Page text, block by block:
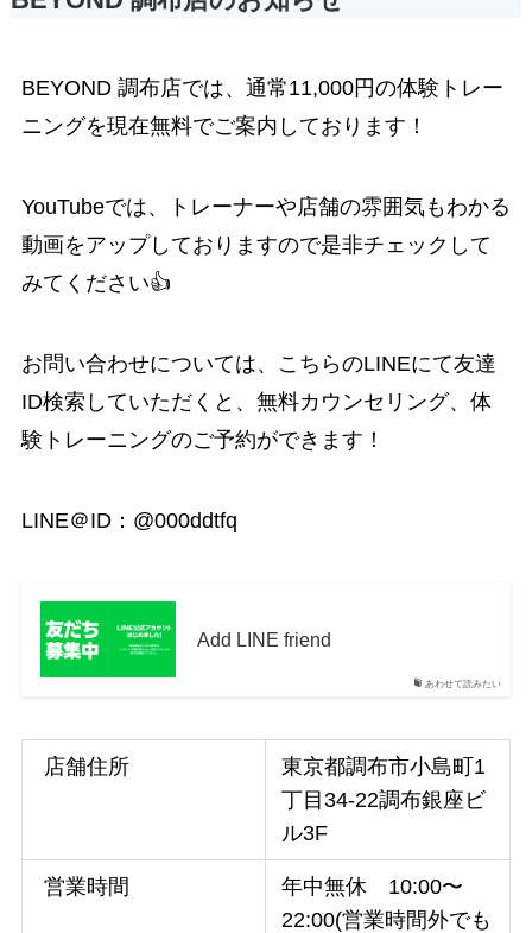
BEYOND 調布店では、通常11,000円の体験トレー
ニングを現在無料でご案内しております！
YouTubeでは、トレーナーや店舗の雰囲気もわかる
動画をアップしておりますので是非チェックして
みてください👍
お問い合わせについては、こちらのLINEにて友達
ID検索していただくと、無料カウンセリング、体
験トレーニングのご予約ができます！
LINE＠ID： @000ddtfq
あわせて読みたい
Add LINE friend
店舗住所
東京都調布市小島町1
丁目34-22調布銀座ビ
ル3F
営業時間
年中無休 10:00〜
22:00(営業時間外でも